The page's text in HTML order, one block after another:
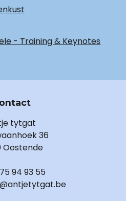
- Training & Keynotes
tytgat
36
Oostende
94 93 55